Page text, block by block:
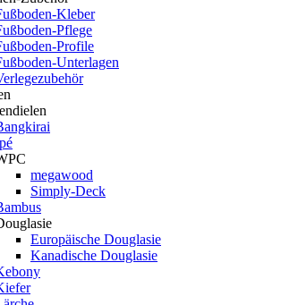
Kleber
Pflege
Profile
Unterlagen
megawood
Simply-Deck
Europäische Douglasie
Kanadische Douglasie